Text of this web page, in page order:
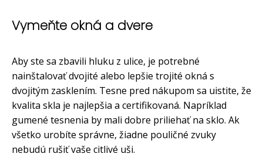
Vymeňte okná a dvere
Aby ste sa zbavili hluku z ulice, je potrebné
nainštalovať dvojité alebo lepšie trojité okná s
dvojitým zasklením. Tesne pred nákupom sa uistite, že
kvalita skla je najlepšia a certifikovaná. Napríklad
gumené tesnenia by mali dobre priliehať na sklo. Ak
všetko urobíte správne, žiadne pouličné zvuky
nebudú rušiť vaše citlivé uši.